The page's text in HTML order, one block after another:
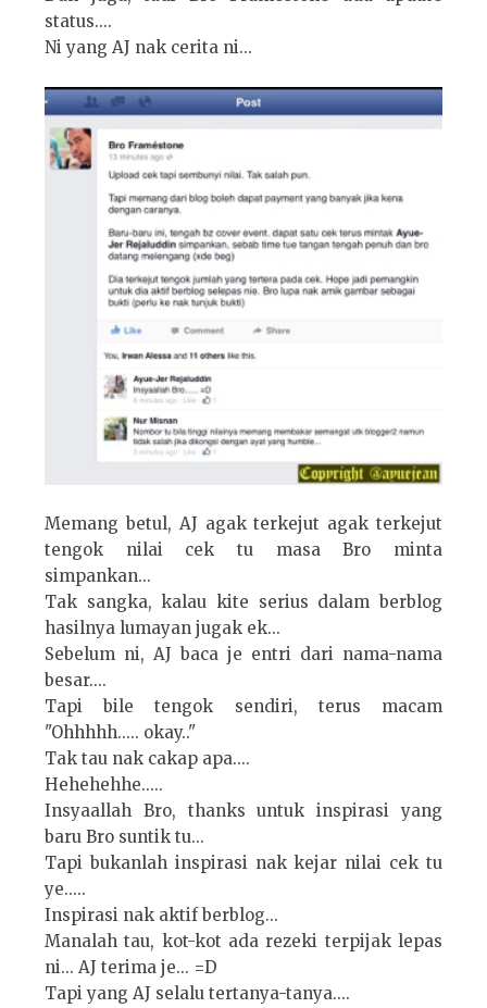
status....
Ni yang AJ nak cerita ni...
Memang betul, AJ agak terkejut agak terkejut
tengok nilai cek tu masa Bro minta
simpankan...
Tak sangka, kalau kite serius dalam berblog
hasilnya lumayan jugak ek...
Sebelum ni, AJ baca je entri dari nama-nama
besar....
Tapi bile tengok sendiri, terus macam
"Ohhhhh..... okay.."
Tak tau nak cakap apa....
Hehehehhe.....
Insyaallah Bro, thanks untuk inspirasi yang
baru Bro suntik tu...
Tapi bukanlah inspirasi nak kejar nilai cek tu
ye.....
Inspirasi nak aktif berblog...
Manalah tau, kot-kot ada rezeki terpijak lepas
ni... AJ terima je... =D
Tapi yang AJ selalu tertanya-tanya....